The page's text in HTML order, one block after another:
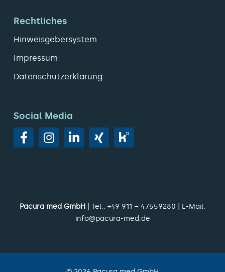
Rechtliches
Hinweisgebersystem
Impressum
Datenschutzerklärung
Social Media
Pacura med GmbH | Tel.: +49 911 – 47559280 | E-Mail:
info@pacura-med.de